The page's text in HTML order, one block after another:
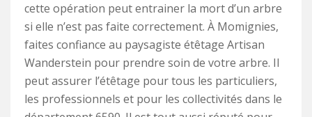
cette opération peut entrainer la mort d’un arbre
si elle n’est pas faite correctement. À Momignies,
faites confiance au paysagiste étêtage Artisan
Wanderstein pour prendre soin de votre arbre. Il
peut assurer l’étêtage pour tous les particuliers,
les professionnels et pour les collectivités dans le